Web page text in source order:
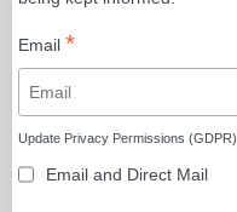
Email *
Update Privacy Permissions (GDPR)
Email and Direct Mail